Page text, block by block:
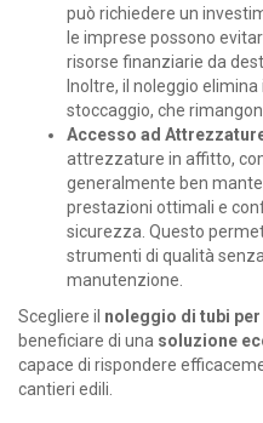
può richiedere un
le imprese possono
risorse finanziarie da
Inoltre, il noleggio
stoccaggio, che
Accesso ad
attrezzature in affitto,
generalmente ben
prestazioni ottimali e
sicurezza. Questo
strumenti di qualità
manutenzione.
Scegliere il noleggio di tubi per
beneficiare di una soluzione
capace di rispondere
cantieri edili.